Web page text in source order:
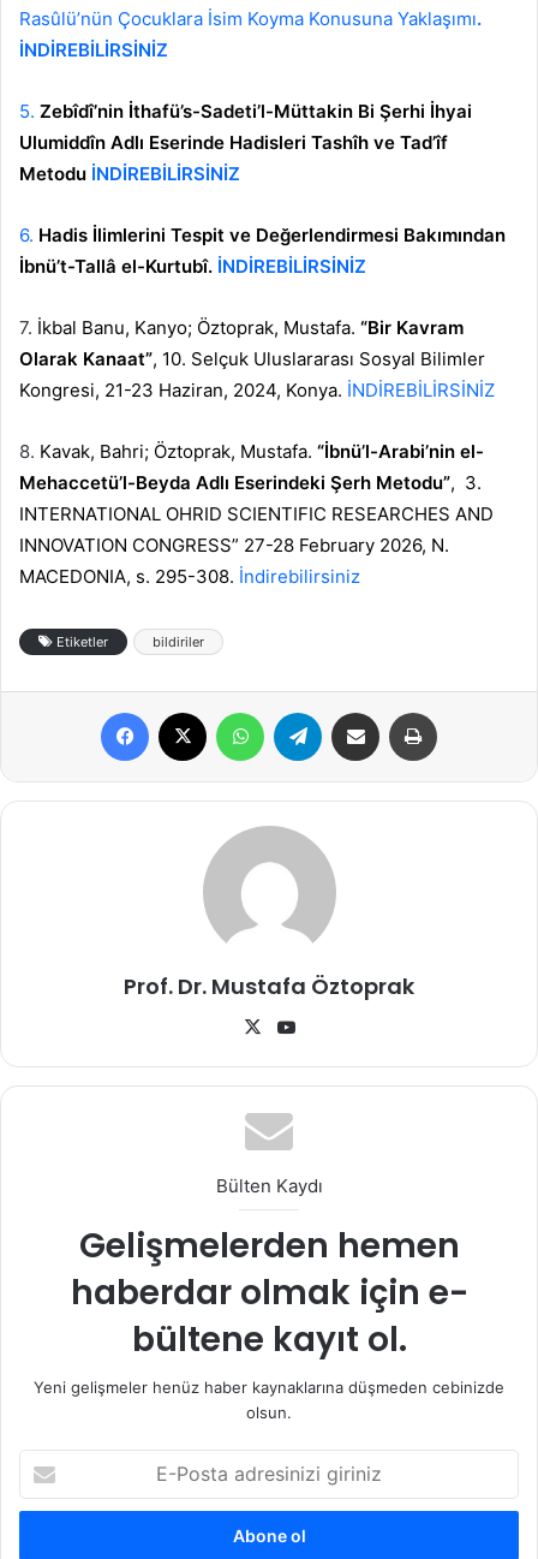
Rasûlü’nün Çocuklara İsim Koyma Konusuna Yaklaşımı.
İNDİREBİLİRSİNİZ
5. Zebîdî’nin İthafü’s-Sadeti’l-Müttakin Bi Şerhi İhyai
Ulumiddîn Adlı Eserinde Hadisleri Tashîh ve Tad’îf
Metodu İNDİREBİLİRSİNİZ
6. Hadis İlimlerini Tespit ve Değerlendirmesi Bakımından
İbnü’t-Tallâ el-Kurtubî. İNDİREBİLİRSİNİZ
7. İkbal Banu, Kanyo; Öztoprak, Mustafa. “Bir Kavram
Olarak Kanaat”, 10. Selçuk Uluslararası Sosyal Bilimler
Kongresi, 21-23 Haziran, 2024, Konya. İNDİREBİLİRSİNİZ
8. Kavak, Bahri; Öztoprak, Mustafa. “İbnü’l-Arabi’nin el-
Mehaccetü’l-Beyda Adlı Eserindeki Şerh Metodu”, 3.
INTERNATIONAL OHRID SCIENTIFIC RESEARCHES AND
INNOVATION CONGRESS” 27-28 February 2026, N.
MACEDONIA, s. 295-308. İndirebilirsiniz
Etiketler bildiriler
Facebook WhatsAppTelegram E-Posta ile paylaş
Prof. Dr. Mustafa Öztoprak
X
Bülten Kaydı
Gelişmelerden hemen
haberdar olmak için e-
bültene kayıt ol.
Yeni gelişmeler henüz haber kaynaklarına düşmeden cebinizde
olsun.
Posta
adresinizi